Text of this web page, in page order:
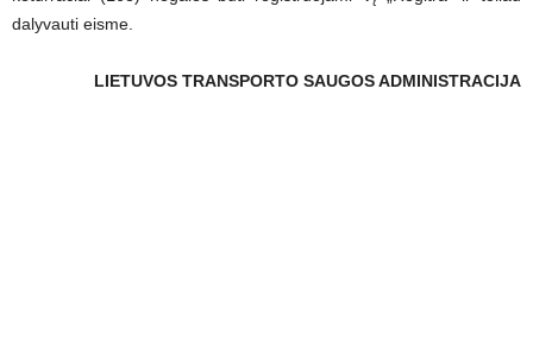
dalyvauti eisme.
LIETUVOS TRANSPORTO SAUGOS ADMINISTRACIJA